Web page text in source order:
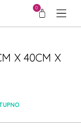
0
X 40CM X